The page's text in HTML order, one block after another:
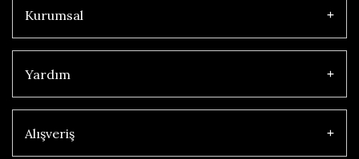
Kurumsal
Yardım
Alışveriş